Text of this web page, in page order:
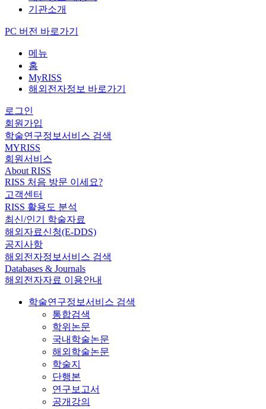
기관소개
PC 버전 바로가기
메뉴
홈
MyRISS
해외전자정보 바로가기
로그인
회원가입
학술연구정보서비스 검색
MYRISS
회원서비스
About RISS
RISS 처음 방문 이세요?
고객센터
RISS 활용도 분석
최신/인기 학술자료
해외자료신청(E-DDS)
공지사항
해외전자정보서비스 검색
Databases & Journals
해외전자자료 이용안내
학술연구정보서비스 검색
통합검색
학위논문
국내학술논문
해외학술논문
학술지
단행본
연구보고서
공개강의